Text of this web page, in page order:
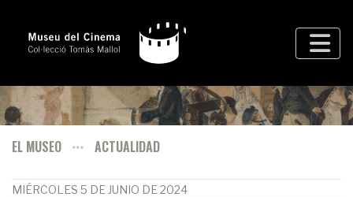
EL MUSEO ACTUALIDAD
MIÉRCOLES 5 DE JUNIO DE 2024